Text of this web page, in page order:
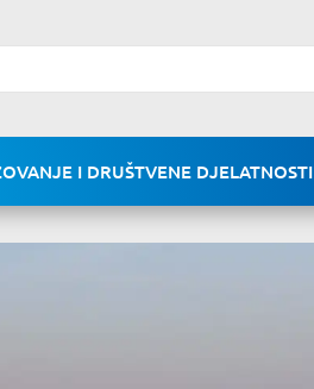
I DRUŠTVENE DJELATNOSTI